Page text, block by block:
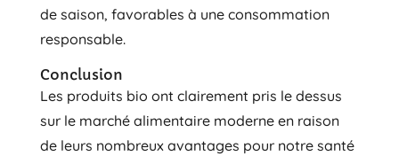
de saison, favorables à une consommation
responsable.
Conclusion
Les produits bio ont clairement pris le dessus
sur le marché alimentaire moderne en raison
de leurs nombreux avantages pour notre santé